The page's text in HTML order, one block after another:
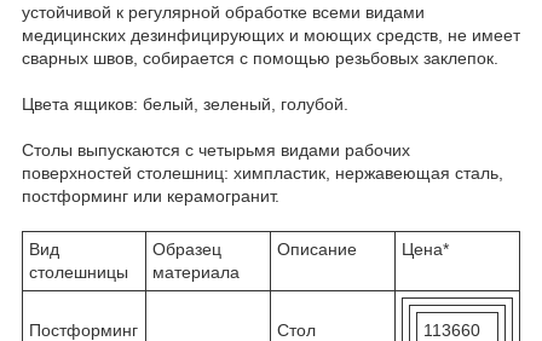
устойчивой к регулярной обработке всеми видами
медицинских дезинфицирующих и моющих средств, не имеет
сварных швов, собирается с помощью резьбовых заклепок.
Цвета ящиков: белый, зеленый, голубой.
Столы выпускаются с четырьмя видами рабочих
поверхностей столешниц: химпластик, нержавеющая сталь,
постформинг или керамогранит.
Вид
столешницы
Образец
материала
Описание Цена*
Постформинг
Стол
113660